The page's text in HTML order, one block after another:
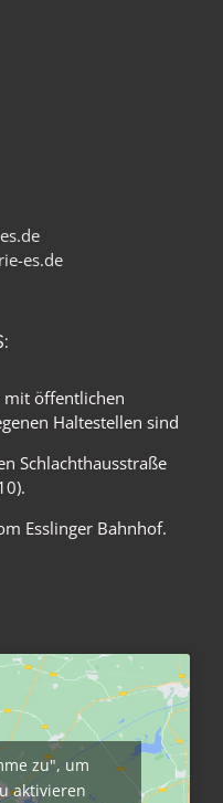
es.de
mit öffentlichen
Haltestellen sind
Schlachthausstraße
Esslinger Bahnhof.
zu", um
aktivieren